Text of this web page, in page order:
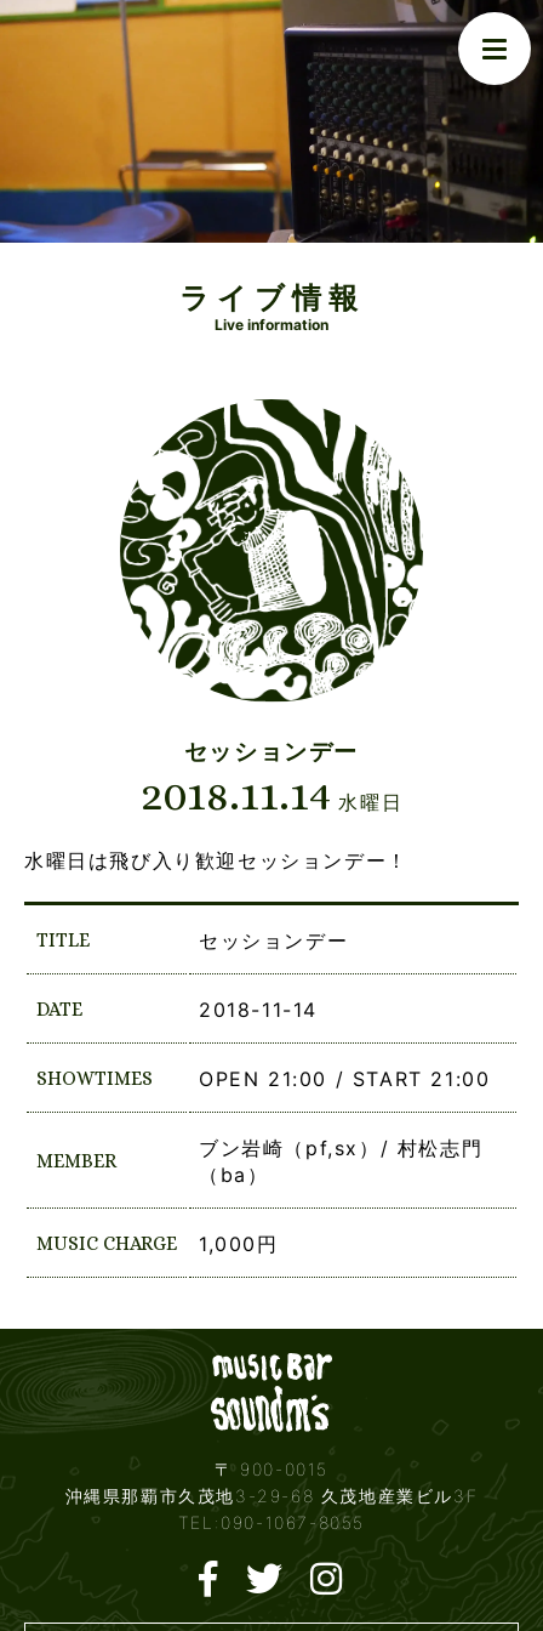
ライブ情報
Live information
セッションデー
2018.11.14 水曜日
水曜日は飛び入り歓迎セッションデー！
TITLE セッションデー
DATE 2018-11-14
SHOWTIMES OPEN 21:00 / START 21:00
MEMBER
ブン岩崎（pf,sx）/ 村松志門
（ba）
MUSIC CHARGE 1,000円
〒 900-0015
沖縄県那覇市久茂地3-29-68 久茂地産業ビル3F
TEL:090-1067-8055